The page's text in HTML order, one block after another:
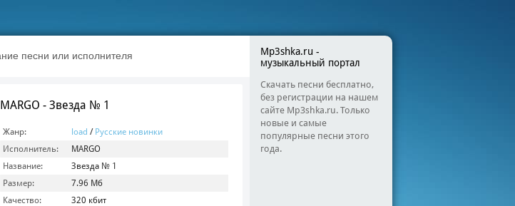
MARGO - Звезда № 1
Жанр: load / Русские новинки
Исполнитель:
MARGO
Название:
Звезда № 1
Размер:
7.96 Мб
Качество:
320 кбит
Mp3shka.ru -
музыкальный портал
Скачать песни бесплатно,
без регистрации на нашем
сайте Mp3shka.ru. Только
новые и самые
популярные песни этого
года.